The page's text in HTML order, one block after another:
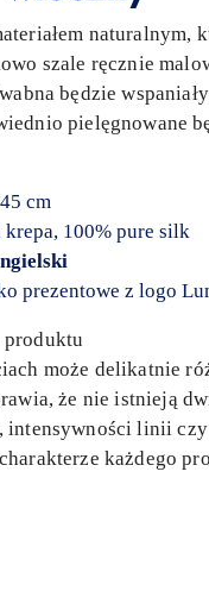
szale ręcznie
będzie
pielęgnowane
cm
krepa, 100% pure silk
prezentowe z logo
produktu
może delikatnie
że nie istnieją
linii
każdego